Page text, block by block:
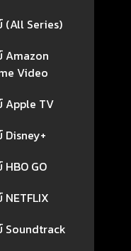
(All Series)
Amazon
Video
Apple TV
Disney+
HBO GO
NETFLIX
Soundtrack